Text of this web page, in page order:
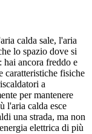
calda sale, l'aria
lo spazio dove si
hai ancora freddo e
caratteristiche fisiche
a
per mantenere
l'aria calda esce
una strada, ma non
elettrica di più